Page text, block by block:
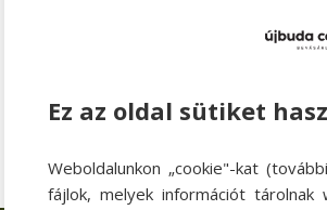
Pintér
Ez az oldal sütiket
Weboldalunkon „cookie"-kat
fájlok, melyek információt tárolnak